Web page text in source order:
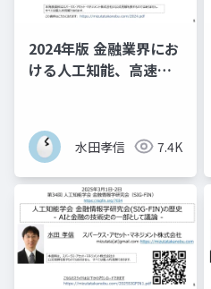
2024年版 金融業界にお
ける人工知能、高速取
水田孝信 7.4K